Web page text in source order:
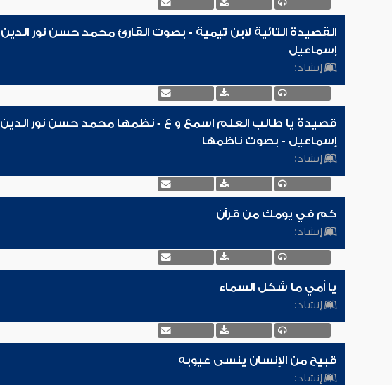
القصيدة التائية لابن تيمية - بصوت القارئ محمد حسن نور الدين
إسماعيل
إنشاد:
قصيدة يا طالب العلم اسمع و ع - نظمها محمد حسن نور الدين
إسماعيل - بصوت ناظمها
إنشاد:
كم في يومك من قرآن
إنشاد:
يا أمي ما شكل السماء
إنشاد:
قبيح من الإنسان ينسى عيوبه
إنشاد: